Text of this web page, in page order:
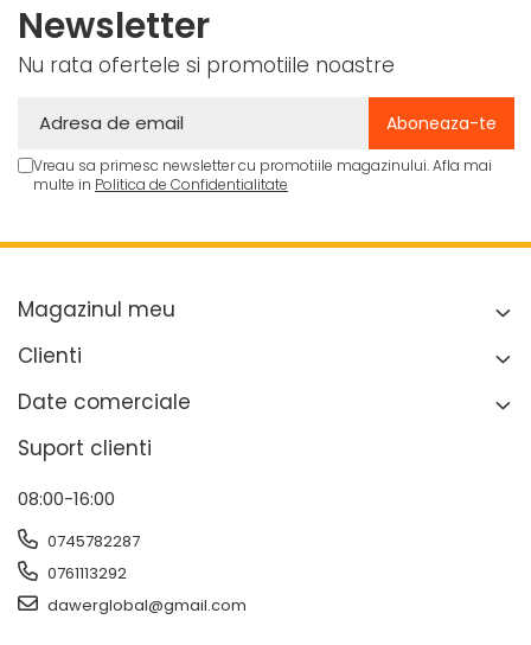
Newsletter
Nu rata ofertele si promotiile noastre
Vreau sa primesc newsletter cu promotiile magazinului. Afla mai
multe in Politica de Confidentialitate
Magazinul meu
Clienti
Date comerciale
Suport clienti
08:00-16:00
0745782287
0761113292
dawerglobal@gmail.com